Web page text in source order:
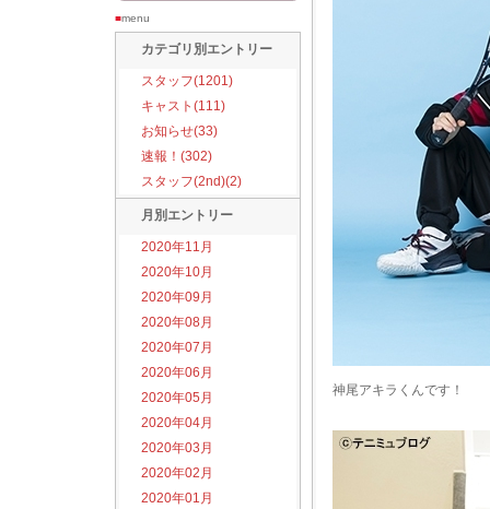
■menu
カテゴリ別エントリー
スタッフ(1201)
キャスト(111)
お知らせ(33)
速報！(302)
スタッフ(2nd)(2)
月別エントリー
2020年11月
2020年10月
2020年09月
2020年08月
2020年07月
2020年06月
2020年05月
2020年04月
2020年03月
2020年02月
2020年01月
神尾アキラくんです！